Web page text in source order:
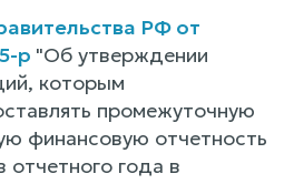
РФ от
р "Об утверждении
которым
промежуточную
финансовую отчетность
отчетного года в